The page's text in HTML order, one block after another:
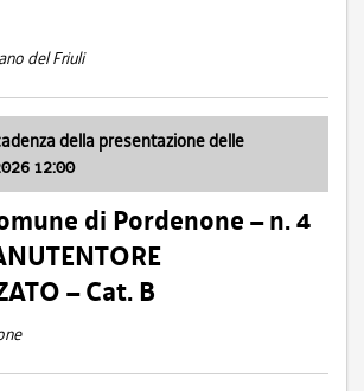
del Friuli
della presentazione delle
12:00
di Pordenone – n. 4
– Cat. B